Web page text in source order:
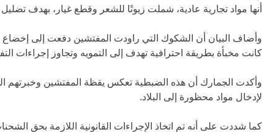
أنها مواد تجارية عادية، شملت زيوتًا للشعر وقطع غيار، بهدف
وأضاف البيان أن الشكوك التي راودت المفتشين دفعت إلى إخضاع
كانت مخبأة بطريقة احترافية تهدف إلى التمويه وتجاوز إجراءات
وأكدت الجمارك أن هذه الضبطية تعكس يقظة المفتشين وخبرتهم
لإدخال مواد محظورة إلى البلاد.
كما شددت على أنه تم اتخاذ الإجراءات القانونية اللازمة بحق